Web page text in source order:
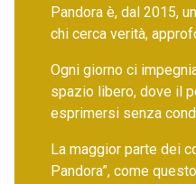
Pandora è, dal 2015,
chi cerca verità,
Ogni giorno ci
spazio libero, dove il
esprimersi senza
La maggior parte dei
Pandora”, come